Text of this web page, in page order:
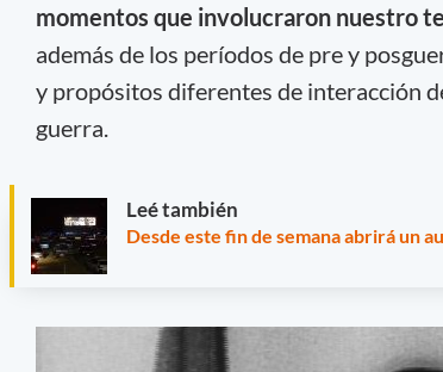
momentos que involucraron nuestro
además de los períodos de pre y
y propósitos diferentes de interacción
guerra.
Leé también
Desde este fin de semana abrirá un